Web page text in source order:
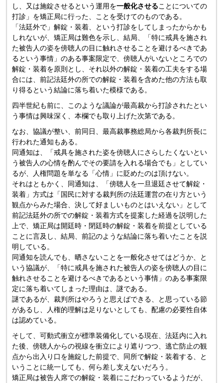
し、又は施錠させるという運用を一般化させることについての
打診」を矯正局に行った、ことを受けてのものである。
「法廷外で」解錠・装着、という打診をしてしまったからかも
しれないが、矯正局は難色を示し、結局、「特に戒具を施され
た被告人の姿を傍聴人の目に触れさせることを避けるべきであ
るという事情」のある事案限定で、傍聴人がいないところでの
解錠・装着を原則とし、それ以外の解錠・装着の工夫をする場
合には、前記法廷外の所での解錠・装着を含めた他の方法も取
り得るという結論に落ち着いた模様である。
四半世紀も前に、このような議論が最高裁から打診されたとい
う事情は興味深く、本欄でも取り上げた次第である。
なお、協議が整い、前同日、最高裁事務総局から各裁判所長に
行われた通知もある。
同通知は、「戒具を施された姿を傍聴人にさらしたくないとい
う被告人の心情を酌んでその要請を入れる場合でも」としてい
るが、人権問題を単なる「心情」に貶めたのは頂けない。
それはともかく、同通知は、「傍聴人を一旦退廷させて解錠・
装着」方式は「国民に対する裁判所の法廷運営の在り方という
観点からみた場合、決して好ましいものとはいえない」として
前記法廷外の所での解錠・装着方式を提案した経過を説明した
上で、矯正局は開廷時・閉廷時の解錠・装着を前提としている
ことに言及し、結局、前記のような結論に落ち着いたことを説
明している。
同通知を読んでも、晒さないことを一般化させてはどうか、と
いう協議が、「特に戒具を施された被告人の姿を傍聴人の目に
触れさせることを避けるべきであるという事情」のある事案限
定に落ち着いてしまった理由は、謎である。
謎であるが、裁判所はやろうと思えばできる、と思っている節
があるし、人権的理解は足りないとしても、配慮の必要性自体
は認めている。
そして、可動式衝立が標準装備化している現在、法廷内に入れ
た後、傍聴人からの視線を衝立により遮りつつ、逃亡防止の観
点から出入り口を施錠した前提で、同所で解錠・装着する、と
いうことに統一しても、何ら差し支えないだろう。
矯正局は被告人席での解錠・装着にこだわっているようだが、